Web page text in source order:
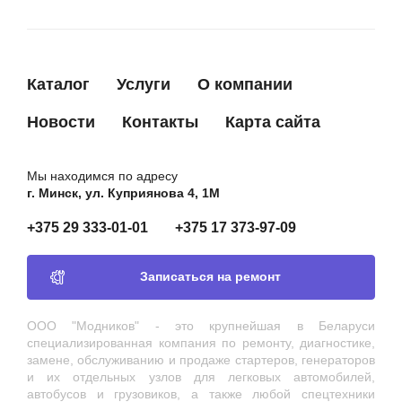
Каталог Услуги О компании
Новости Контакты Карта сайта
Мы находимся по адресу
г. Минск, ул. Куприянова 4, 1М
+375 29 333-01-01 +375 17 373-97-09
Записаться на ремонт
ООО "Модников" - это крупнейшая в Беларуси
специализированная компания по ремонту, диагностике,
замене, обслуживанию и продаже стартеров, генераторов
и их отдельных узлов для легковых автомобилей,
автобусов и грузовиков, а также любой спецтехники